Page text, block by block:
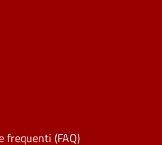
frequenti (FAQ)